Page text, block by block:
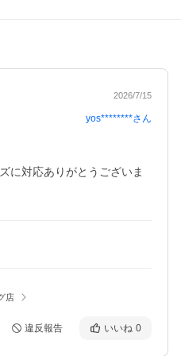
2026/7/15
yos********さん
に対応ありがとうございま
店
違反報告 いいね 0